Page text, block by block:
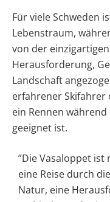
Für viele Schweden
Lebenstraum,
von der
Herausforderung,
Landschaft
erfahrener Skifahrer
ein Rennen
geeignet ist.
”Die Vasaloppet ist
eine Reise durch
Natur, eine